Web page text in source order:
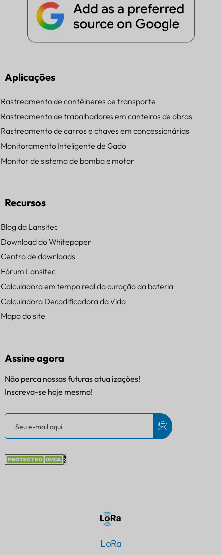
Aplicações
Rastreamento de contêineres de transporte
Rastreamento de trabalhadores em canteiros de obras
Rastreamento de carros e chaves em concessionárias
Monitoramento Inteligente de Gado
Monitor de sistema de bomba e motor
Recursos
Blog da Lansitec
Download do Whitepaper
Centro de downloads
Fórum Lansitec
Calculadora em tempo real da duração da bateria
Calculadora Decodificadora da Vida
Mapa do site
Assine agora
Não perca nossas futuras atualizações!
Inscreva-se hoje mesmo!
LoRa